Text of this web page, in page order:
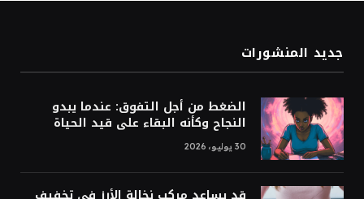
جديد المنشورات
الضغط من أجل التفوق: عندما يبدو
النجاح وكأنه البقاء على قيد الحياة
30 يوليو، 2026